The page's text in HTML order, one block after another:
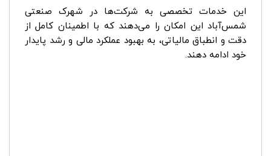
این خدمات تخصصی به شرکت‌ها در شهرک صنعتی
شمس‌آباد این امکان را می‌دهند که با اطمینان کامل از
دقت و انطباق مالیاتی، به بهبود عملکرد مالی و رشد پایدار
خود ادامه دهند.